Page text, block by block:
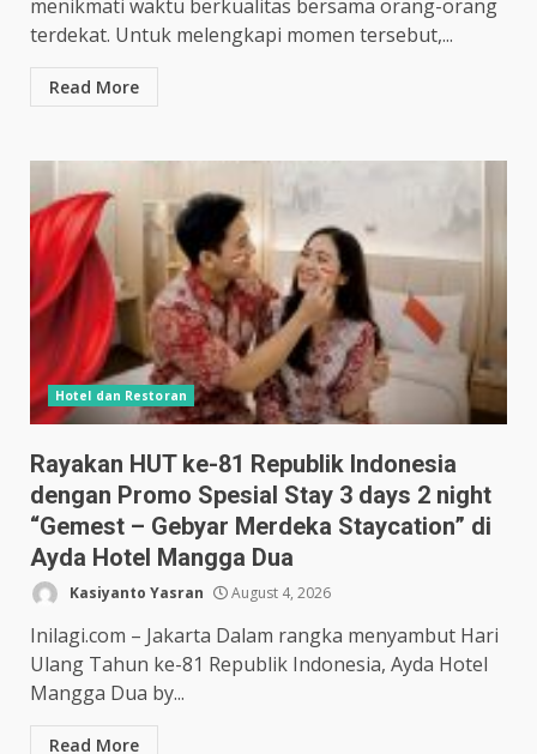
menikmati waktu berkualitas bersama orang-orang
terdekat. Untuk melengkapi momen tersebut,...
Read More
Hotel dan Restoran
Rayakan HUT ke-81 Republik Indonesia
dengan Promo Spesial Stay 3 days 2 night
“Gemest – Gebyar Merdeka Staycation” di
Ayda Hotel Mangga Dua
Kasiyanto Yasran August 4, 2026
Inilagi.com – Jakarta Dalam rangka menyambut Hari
Ulang Tahun ke-81 Republik Indonesia, Ayda Hotel
Mangga Dua by...
Read More